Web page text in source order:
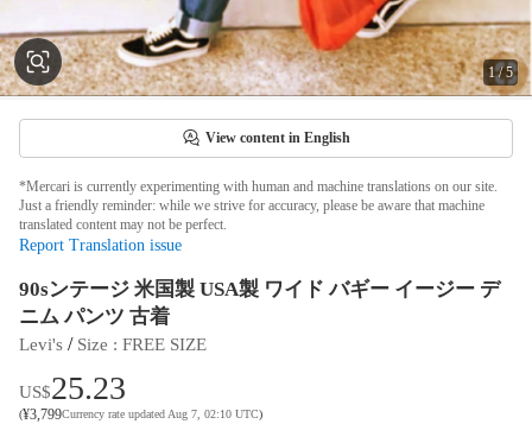
1/5
View content in English
*Mercari is currently experimenting with human and machine translations on our site.
Just a friendly reminder: while we strive for accuracy, please be aware that machine
translated content may not be perfect.
Report Translation issue
90sンテージ 米国製 USA製 ワイド バギー イージー デ
ニム パンツ 古着
Levi's / Size : FREE SIZE
US$25.23
(¥3,799Currency rate updated Aug 7, 02:10 UTC)